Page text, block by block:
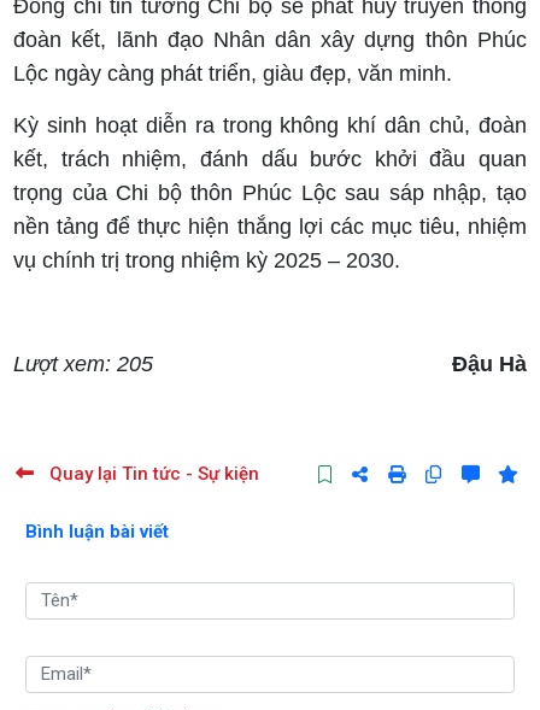
Đồng chí tin tưởng Chi bộ sẽ phát huy truyền thống
đoàn kết, lãnh đạo Nhân dân xây dựng thôn Phúc
Lộc ngày càng phát triển, giàu đẹp, văn minh.
Kỳ sinh hoạt diễn ra trong không khí dân chủ, đoàn
kết, trách nhiệm, đánh dấu bước khởi đầu quan
trọng của Chi bộ thôn Phúc Lộc sau sáp nhập, tạo
nền tảng để thực hiện thắng lợi các mục tiêu, nhiệm
vụ chính trị trong nhiệm kỳ 2025 – 2030.
Lượt xem: 205 Đậu Hà
Quay lại Tin tức - Sự kiện
Bình luận bài viết